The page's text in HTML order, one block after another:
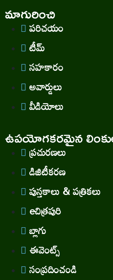
మాగురించి
పరిచయం
టీమ్
సహకారం
అవార్డులు
వీడియోలు
ఉపయోగకరమైన
ప్రచురణలు
డిజిటీకరణ
పుస్తకాలు & పత్రికలు
eచిత్రపురి
బ్లాగు
ఈవెంట్స్
సంప్రదించండి